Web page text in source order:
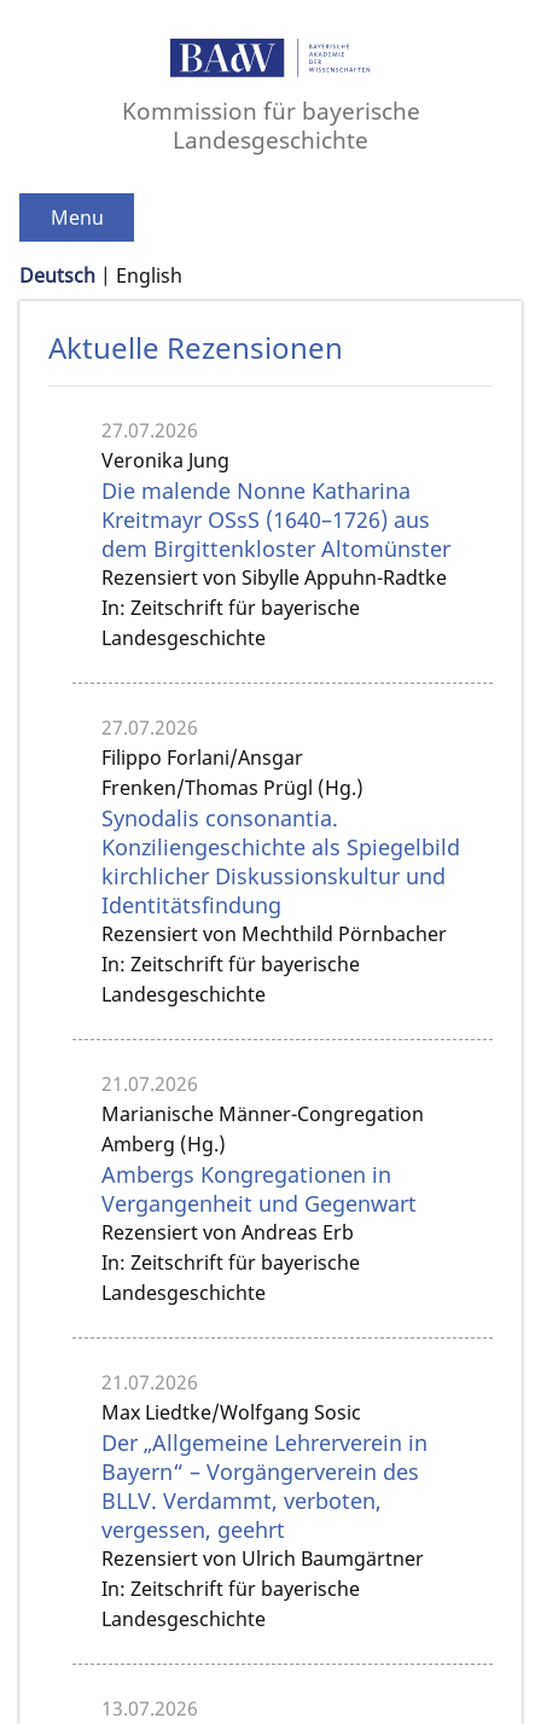
Kommission für bayerische
Landesgeschichte
Menu
Deutsch English
Aktuelle Rezensionen
27.07.2026
Veronika Jung
Die malende Nonne Katharina
Kreitmayr OSsS (1640–1726) aus
dem Birgittenkloster Altomünster
Rezensiert von Sibylle Appuhn-Radtke
In: Zeitschrift für bayerische
Landesgeschichte
27.07.2026
Filippo Forlani/Ansgar
Frenken/Thomas Prügl (Hg.)
Synodalis consonantia.
Konziliengeschichte als Spiegelbild
kirchlicher Diskussionskultur und
Identitätsfindung
Rezensiert von Mechthild Pörnbacher
In: Zeitschrift für bayerische
Landesgeschichte
21.07.2026
Marianische Männer-Congregation
Amberg (Hg.)
Ambergs Kongregationen in
Vergangenheit und Gegenwart
Rezensiert von Andreas Erb
In: Zeitschrift für bayerische
Landesgeschichte
21.07.2026
Max Liedtke/Wolfgang Sosic
Der „Allgemeine Lehrerverein in
Bayern“ – Vorgängerverein des
BLLV. Verdammt, verboten,
vergessen, geehrt
Rezensiert von Ulrich Baumgärtner
In: Zeitschrift für bayerische
Landesgeschichte
13.07.2026